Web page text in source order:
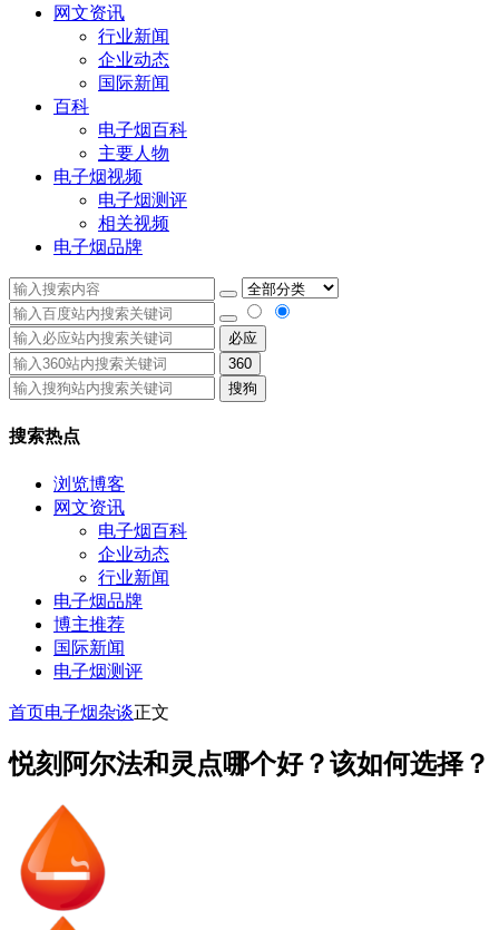
网文资讯
行业新闻
企业动态
国际新闻
百科
电子烟百科
主要人物
电子烟视频
电子烟测评
相关视频
电子烟品牌
必应
360
搜狗
搜索热点
浏览博客
网文资讯
电子烟百科
企业动态
行业新闻
电子烟品牌
博主推荐
国际新闻
电子烟测评
首页电子烟杂谈正文
悦刻阿尔法和灵点哪个好？该如何选择？